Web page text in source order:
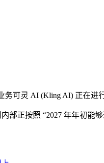
可灵 AI (Kling AI) 正在进
部正按照 “2027 年年初能